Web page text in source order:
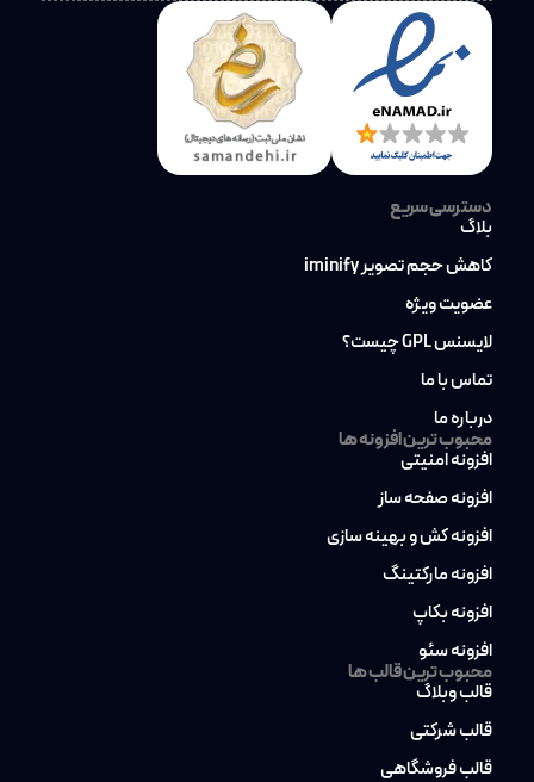
دسترسی سریع
بلاگ
کاهش حجم تصویر iminify
عضویت ویژه
لایسنس GPL چیست؟
تماس با ما
درباره ما
محبوب ترین افزونه ها
افزونه امنیتی
افزونه صفحه ساز
افزونه کش و بهینه سازی
افزونه مارکتینگ
افزونه بکاپ
افزونه سئو
محبوب ترین قالب ها
قالب وبلاگ
قالب شرکتی
قالب فروشگاهی